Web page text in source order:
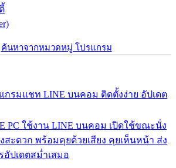
ค้นหาจากหมวดหมู่ โปรแกรม
กรมแชท LINE บนคอม ติดตั้งง่าย อัปเดต
PC ใช้งาน LINE บนคอม เปิดใช้ขณะนั่ง
สะดวก พร้อมคุยด้วยเสียง คุยเห็นหน้า ส่ง
อัปเดตสม่ำเสมอ